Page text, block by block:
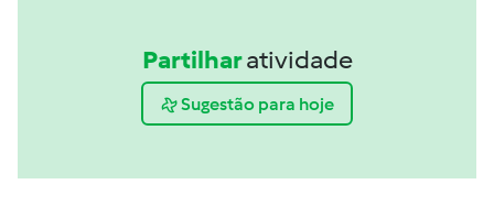
Partilharatividade
Sugestão para hoje